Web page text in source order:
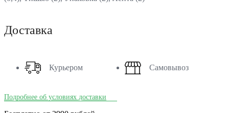
Доставка
Курьером Самовывоз
Подробнее об условиях доставки